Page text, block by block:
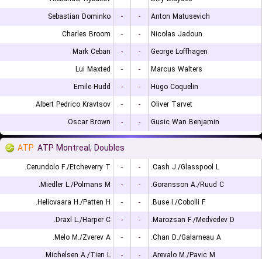
Sebastian Dominko
- -
Anton Matusevich
Charles Broom
- -
Nicolas Jadoun
Mark Ceban
- -
George Loffhagen
Lui Maxted
- -
Marcus Walters
Emile Hudd
- -
Hugo Coquelin
Albert Pedrico Kravtsov
- -
Oliver Tarvet
Oscar Brown
- - Gusic Wan Benjamin
ATP ATP Montreal, Doubles
Cerundolo F./Etcheverry T. - -
Cash J./Glasspool L.
Miedler L./Polmans M.
- -
Goransson A./Ruud C.
Heliovaara H./Patten H.
- -
Buse I./Cobolli F.
Draxl L./Harper C.
- -
Marozsan F./Medvedev D.
Melo M./Zverev A.
- -
Chan D./Galarneau A.
Michelsen A./Tien L.
- -
Arevalo M./Pavic M.